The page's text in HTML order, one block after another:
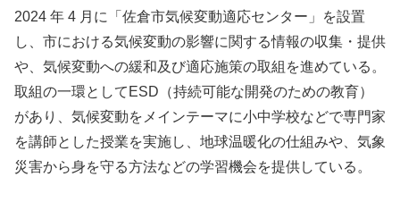
2024 年 4 月に「佐倉市気候変動適応センター」を設置
し、市における気候変動の影響に関する情報の収集・提供
や、気候変動への緩和及び適応施策の取組を進めている。
取組の一環としてESD（持続可能な開発のための教育）
があり、気候変動をメインテーマに小中学校などで専門家
を講師とした授業を実施し、地球温暖化の仕組みや、気象
災害から身を守る方法などの学習機会を提供している。